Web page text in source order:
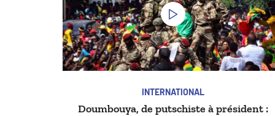
INTERNATIONAL
Doumbouya, de putschiste à président :